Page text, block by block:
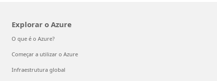
Explorar o Azure
O que é o Azure?
Começar a utilizar o Azure
Infraestrutura global